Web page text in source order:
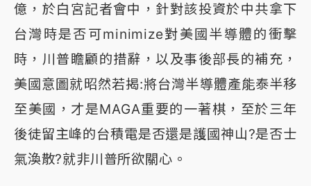
億，於白宮記者會中，針對該投資於中共拿下
台灣時是否可minimize對美國半導體的衝擊
時，川普瞻顧的措辭，以及事後部長的補充，
美國意圖就昭然若揭:將台灣半導體產能泰半移
至美國，才是MAGA重要的一著棋，至於三年
後徒留主峰的台積電是否還是護國神山?是否士
氣渙散?就非川普所欲關心。